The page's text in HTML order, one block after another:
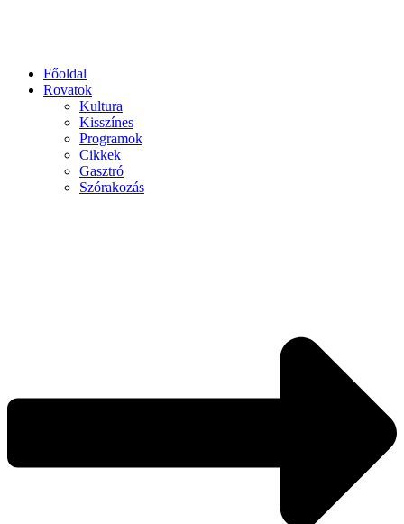
Főoldal
Rovatok
Kultura
Kisszínes
Programok
Cikkek
Gasztró
Szórakozás